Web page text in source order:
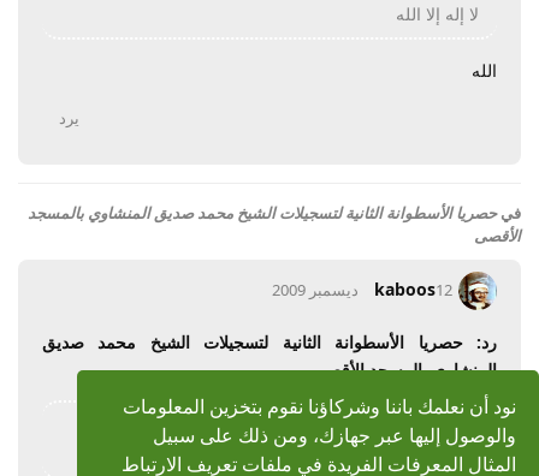
نود أن نعلمك باننا وشركاؤنا نقوم بتخزين المعلومات
والوصول إليها عبر جهازك، ومن ذلك على سبيل
المثال المعرفات الفريدة في ملفات تعريف الارتباط
لا إله إلا الله
الله
يرد
فيحصريا الأسطوانة الثانية لتسجيلات الشيخ محمد صديق المنشاوي بالمسجد
الأقصى
kaboos12 ديسمبر 2009
رد: حصريا الأسطوانة الثانية لتسجيلات الشيخ محمد صديق
المنشاوي بالمسجد الأقصى
احمدالمحامي, post: 81878 كتب
ربنا يبارك فيك أخي محمد ويتقبل جهودك